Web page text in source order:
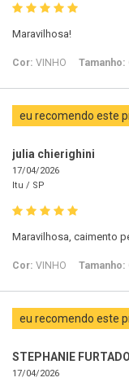
Maravilhosa!
Cor: VINHO Tamanho:
eu recomendo este
julia chierighini
17/04/2026
Itu / SP
Maravilhosa, caimento
Cor: VINHO Tamanho:
eu recomendo este
STEPHANIE FURTADO
17/04/2026